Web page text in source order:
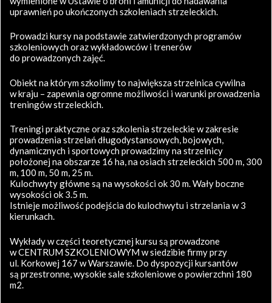
uprawnień po ukończonych szkoleniach strzeleckich.
Prowadzi kursy na podstawie zatwierdzonych programów
szkoleniowych oraz wykładowców i trenerów
do prowadzonych zajęć.
Obiekt na którym szkolimy to największa strzelnica cywilna
w kraju – zapewnia ogromne możliwości i warunki prowadzenia
treningów strzeleckich.
Treningi praktyczne oraz szkolenia strzeleckie w zakresie
prowadzenia strzelań długodystansowych, bojowych,
dynamicznych i sportowych prowadzimy na strzelnicy
położonej na obszarze 16 ha, na osiach strzeleckich 500 m, 300
m, 100 m, 50 m, 25 m.
Kulochwyty główne są na wysokości ok 30 m. Wały boczne
wysokości ok 3.5 m.
Istnieje możliwość podejścia do kulochwytu i strzelania w 3
kierunkach.
Wykłady w części teoretycznej kursu są prowadzone
w CENTRUM SZKOLENIOWYM w siedzibie firmy przy
ul. Korkowej 167 w Warszawie. Do dyspozycji kursantów
są przestronne, wysokie sale szkoleniowe o powierzchni 180
m2.